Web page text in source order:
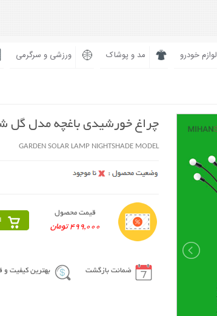
لوازم خودرو مد و پوشاک ورزشی و سرگرمی
چراغ خورشیدی باغچه مدل گل
GARDEN SOLAR LAMP NIGHTSHADE MODEL
قیمت محصول
499,000 تومان
ضمانت بازگشت بهترین کیفیت و